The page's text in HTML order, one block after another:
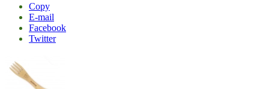
Copy
E-mail
Facebook
Twitter